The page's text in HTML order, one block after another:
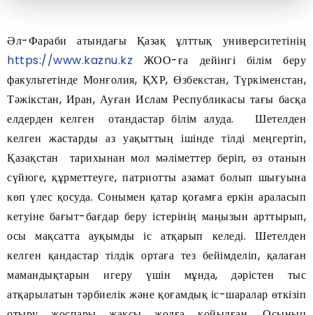
Әл-Фараби атындағы Қазақ ұлттық университетінің
https://www.kaznu.kz ЖОО-ға дейінгі білім беру
факультетінде Монғолия, ҚХР, Өзбекстан, Түркіменстан,
Тәжікстан, Иран, Ауған Ислам Республикасы тағы басқа
елдерден келген отандастар білім алуда. Шетелден
келген жастарды аз уақыттың ішінде тілді меңгертіп,
Қазақстан тарихынан мол мәліметтер беріп, өз отанын
сүйюге, құрметтеуге, патриотты азамат болып шығуына
көп үлес қосуда. Сонымен қатар қоғамға еркін араласып
кетуіне бағыт-бағдар беру істерінің маңызын арттырып,
осы мақсатта ауқымды іс атқарып келеді. Шетелден
келген қандастар тілдік ортаға тез бейімделіп, қалаған
мамандықтарын игеру үшін мұнда, дәрістен тыс
атқарылатын тәрбиелік және қоғамдық іс-шаралар өткізіп